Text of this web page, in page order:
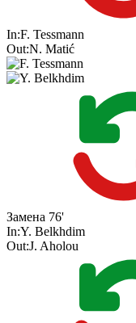
In:F. Tessmann
Out:N. Matić
Замена 76'
In:Y. Belkhdim
Out:J. Aholou